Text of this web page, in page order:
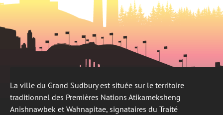
La ville du Grand Sudbury est située sur le territoire
traditionnel des Premières Nations Atikameksheng
Anishnawbek et Wahnapitae, signataires du Traité